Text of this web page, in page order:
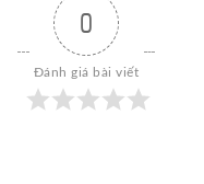
0
Đánh giá bài viết